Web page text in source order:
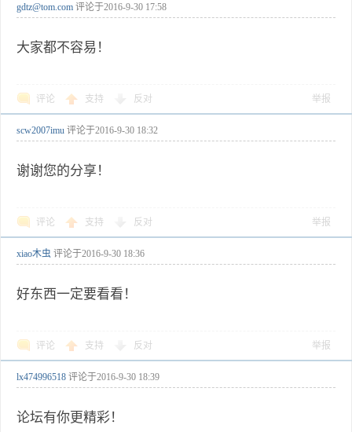
gdtz@tom.com 评论于2016-9-30 17:58
大家都不容易！
评论 支持 反对 举报
scw2007imu 评论于2016-9-30 18:32
谢谢您的分享！
评论 支持 反对 举报
xiao木虫 评论于2016-9-30 18:36
好东西一定要看看！
评论 支持 反对 举报
lx474996518 评论于2016-9-30 18:39
论坛有你更精彩！